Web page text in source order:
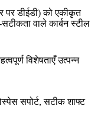
पर डीईडी) को एकीकृत
वाले कार्बन स्टील
विशेषताएँ उत्पन्न
सपोर्ट, सटीक शाफ्ट